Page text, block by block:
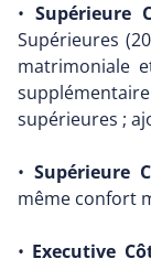
• Supérieure
Supérieures
matrimoniale
supérieures ;
•Supérieure
même confort
• Executive